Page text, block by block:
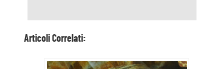
Articoli Correlati: